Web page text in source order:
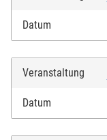
Datum
Veranstaltung
Datum